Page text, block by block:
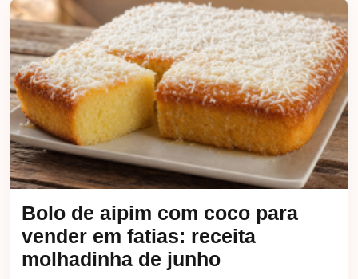
Bolo de aipim com coco para
vender em fatias: receita
molhadinha de junho